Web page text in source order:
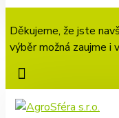
Děkujeme, že jste
výběr možná zaujme i